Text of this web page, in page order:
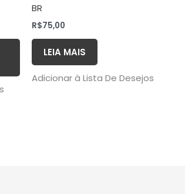
BR
R$75,00
LEIA MAIS
Adicionar à Lista De Desejos